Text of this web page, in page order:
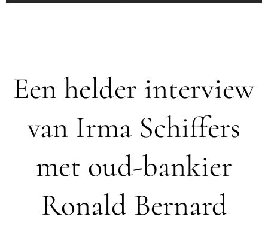
Een helder interview
van Irma Schiffers
met oud-bankier
Ronald Bernard